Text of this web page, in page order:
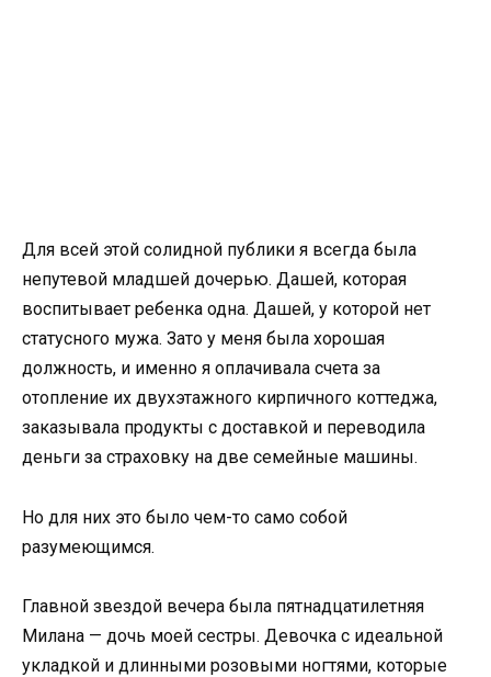
Для всей этой солидной публики я всегда была
непутевой младшей дочерью. Дашей, которая
воспитывает ребенка одна. Дашей, у которой нет
статусного мужа. Зато у меня была хорошая
должность, и именно я оплачивала счета за
отопление их двухэтажного кирпичного коттеджа,
заказывала продукты с доставкой и переводила
деньги за страховку на две семейные машины.
Но для них это было чем-то само собой
разумеющимся.
Главной звездой вечера была пятнадцатилетняя
Милана — дочь моей сестры. Девочка с идеальной
укладкой и длинными розовыми ногтями, которые